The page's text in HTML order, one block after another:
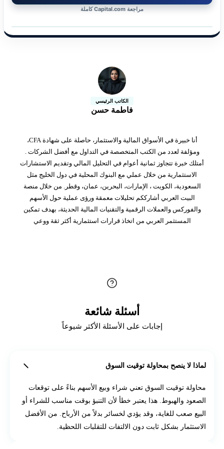
مراجعة Capital.com كاملة
الكاتب الرئيسي
فاطمة حسن
أنا خبيرة في الأسواق المالية والاستثمار، حاصلة على شهادة CFA،
ومؤلفة لعدد من الكتب المتخصصة في التداول مع أفضل الشركات .
أمتلك خبرة تتجاوز ثمانية أعوام في التحليل المالي وتقديم الاستشارات
الاستثمارية من خلال عملي مع البنوك المحلية في دول الخليج مثل
السعودية، الكويت ، الإمارات، البحرين، عمان، وقطر. من خلال منصة
البيت العربي أشارككم تحليلات معمقة ورؤى عملية حول الأسهم
والفوركس والعملات الرقمية والتقنيات المالية الحديثة، بهدف تمكين
المستثمر العربي من اتخاذ قرارات استثمارية أكثر ثقة ووعي
أسئلة شائعة
إجابات على الأسئلة الأكثر شيوعاً
لماذا لا ينصح بمحاولة توقيت السوق
محاولة توقيت السوق تعني شراء وبيع الأسهم بناءً على توقعات
الصعود والهبوط. هذا يعتبر خطأ لأن التنبؤ بوقت مناسب للشراء أو
البيع صعب للغاية، وقد يؤدي لخسائر بدلاً من الأرباح. من الأفضل
الاستثمار بشكل ثابت دون الالتفات للتقلبات اللحظية.